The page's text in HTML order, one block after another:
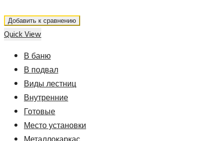
Добавить к сравнению
Quick View
В баню
В подвал
Виды лестниц
Внутренние
Готовые
Место установки